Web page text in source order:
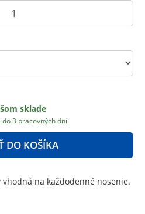
sklade
3 pracovných dní
DO KOŠÍKA
vhodná na každodenné nosenie.